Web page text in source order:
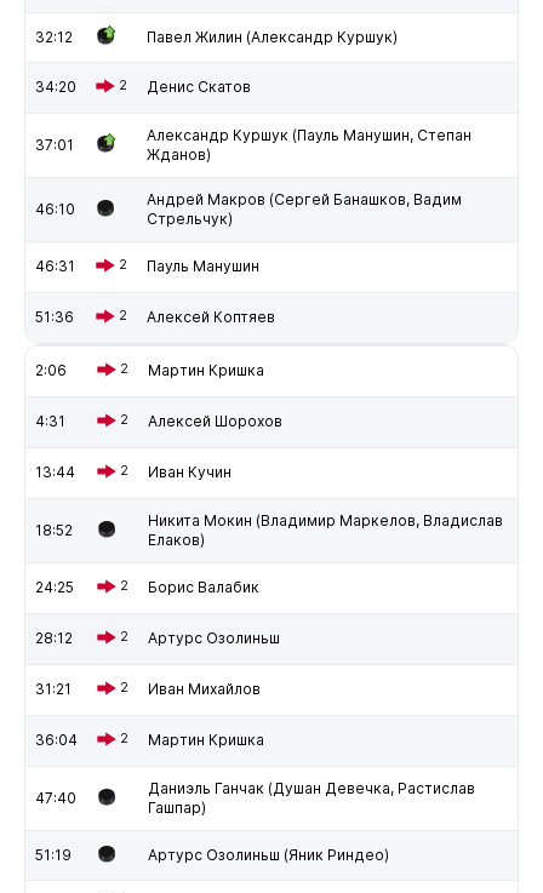
32:12 Павел Жилин (Александр Куршук)
34:20 2 Денис Скатов
37:01
Александр Куршук (Пауль Манушин, Степан
Жданов)
46:10
Андрей Макров (Сергей Банашков, Вадим
Стрельчук)
46:31 2 Пауль Манушин
51:36 2 Алексей Коптяев
2:06 2 Мартин Кришка
4:31 2 Алексей Шорохов
13:44 2 Иван Кучин
18:52
Никита Мокин (Владимир Маркелов, Владислав
Елаков)
24:25 2 Борис Валабик
28:12 2 Артурс Озолиньш
31:21 2 Иван Михайлов
36:04 2 Мартин Кришка
47:40
Даниэль Ганчак (Душан Девечка, Растислав
Гашпар)
51:19 Артурс Озолиньш (Яник Риндео)